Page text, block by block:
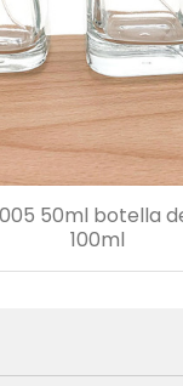
50ml botella
100ml